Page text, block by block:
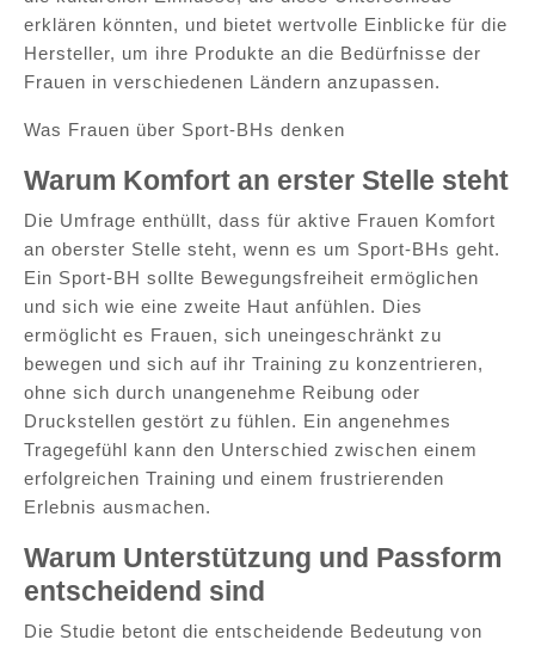
erklären könnten, und bietet wertvolle Einblicke für die
Hersteller, um ihre Produkte an die Bedürfnisse der
Frauen in verschiedenen Ländern anzupassen.
Was Frauen über Sport-BHs denken
Warum Komfort an erster Stelle steht
Die Umfrage enthüllt, dass für aktive Frauen Komfort
an oberster Stelle steht, wenn es um Sport-BHs geht.
Ein Sport-BH sollte Bewegungsfreiheit ermöglichen
und sich wie eine zweite Haut anfühlen. Dies
ermöglicht es Frauen, sich uneingeschränkt zu
bewegen und sich auf ihr Training zu konzentrieren,
ohne sich durch unangenehme Reibung oder
Druckstellen gestört zu fühlen. Ein angenehmes
Tragegefühl kann den Unterschied zwischen einem
erfolgreichen Training und einem frustrierenden
Erlebnis ausmachen.
Warum Unterstützung und Passform
entscheidend sind
Die Studie betont die entscheidende Bedeutung von